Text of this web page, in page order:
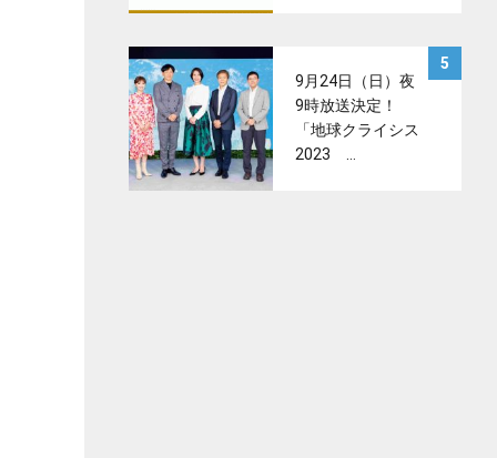
5
9月24日（日）夜
9時放送決定！
「地球クライシス
2023 …